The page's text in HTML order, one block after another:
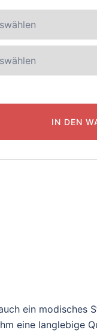
IN DEN
ein modisches
eine langlebige